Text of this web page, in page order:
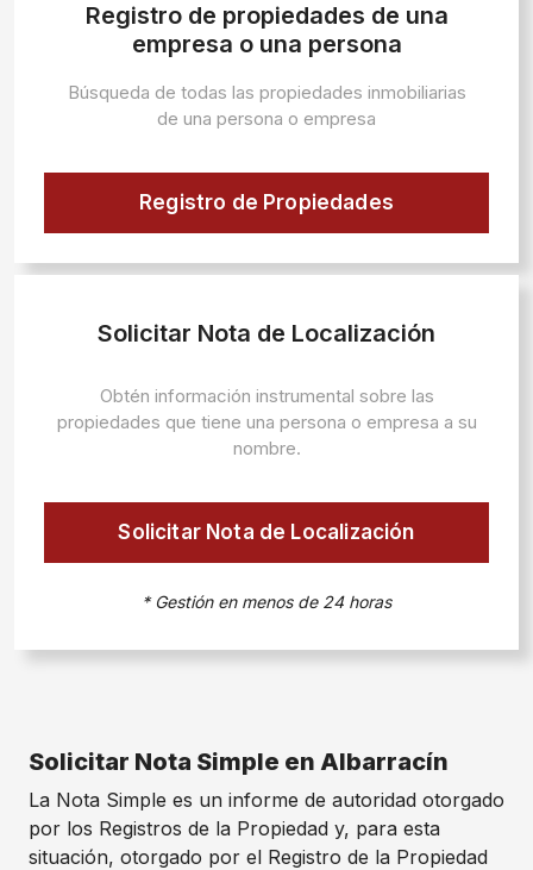
Registro de propiedades de una
empresa o una persona
Búsqueda de todas las propiedades inmobiliarias
de una persona o empresa
Registro de Propiedades
Solicitar Nota de Localización
Obtén información instrumental sobre las
propiedades que tiene una persona o empresa a su
nombre.
Solicitar Nota de Localización
* Gestión en menos de 24 horas
Solicitar Nota Simple en Albarracín
La Nota Simple es un informe de autoridad otorgado
por los Registros de la Propiedad y, para esta
situación, otorgado por el Registro de la Propiedad